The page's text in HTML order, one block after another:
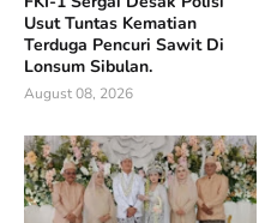
Usut Tuntas Kematian
Terduga Pencuri Sawit Di
Lonsum Sibulan.
August 08, 2026